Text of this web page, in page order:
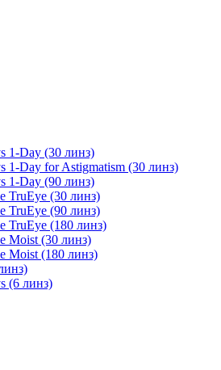
1-Day (30 линз)
1-Day for Astigmatism (30 линз)
1-Day (90 линз)
TruEye (30 линз)
TruEye (90 линз)
TruEye (180 линз)
Moist (30 линз)
Moist (180 линз)
(6 линз)